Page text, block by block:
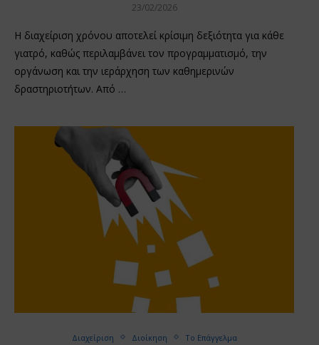
23/02/2026
Η διαχείριση χρόνου αποτελεί κρίσιμη δεξιότητα για κάθε
γιατρό, καθώς περιλαμβάνει τον προγραμματισμό, την
οργάνωση και την ιεράρχηση των καθημερινών
δραστηριοτήτων. Από …
Διαχείριση Διοίκηση Το Επάγγελμα